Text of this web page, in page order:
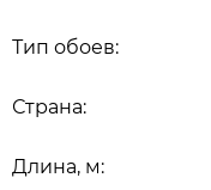
Длина, м:
Страна:
Тип обоев: